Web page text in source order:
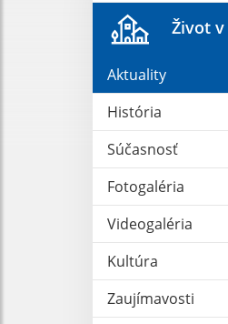
Život v
Aktuality
História
Súčasnosť
Fotogaléria
Videogaléria
Kultúra
Zaujímavosti